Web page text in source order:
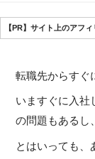
【PR】サイト上のアフ
転職先からすぐ
いますぐに入社
の問題もあるし
とはいっても、